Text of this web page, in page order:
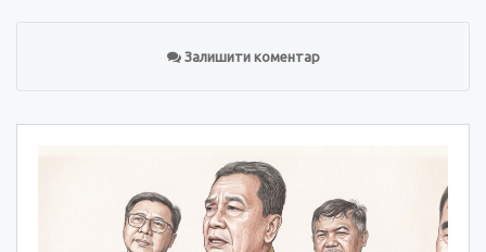
Залишити коментар